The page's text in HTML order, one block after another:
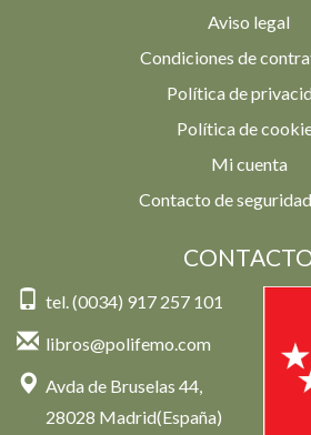
Aviso legal
Condiciones de
Política de
Política de
Mi cuenta
Contacto de
tel. (0034) 917 257 101
libros@polifemo.com
Avda de Bruselas 44,
28028 Madrid(España)